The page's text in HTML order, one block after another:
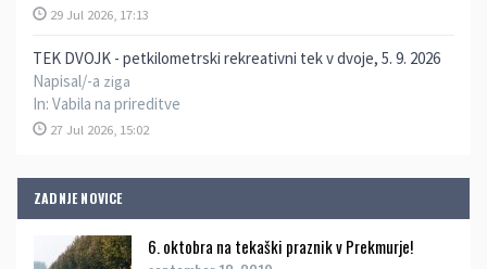
29 Jul 2026, 17:13
TEK DVOJK - petkilometrski rekreativni tek v dvoje, 5. 9. 2026
Napisal/-a ziga
In: Vabila na prireditve
27 Jul 2026, 15:02
ZADNJE NOVICE
6. oktobra na tekaški praznik v Prekmurje!